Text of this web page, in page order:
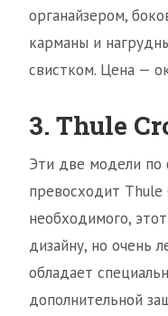
органайзером,
карманы и
свистком. Цена —
3. Thule
Эти две модели по
превосходит Thule
необходимого,
дизайну, но очень
обладает
дополнительной